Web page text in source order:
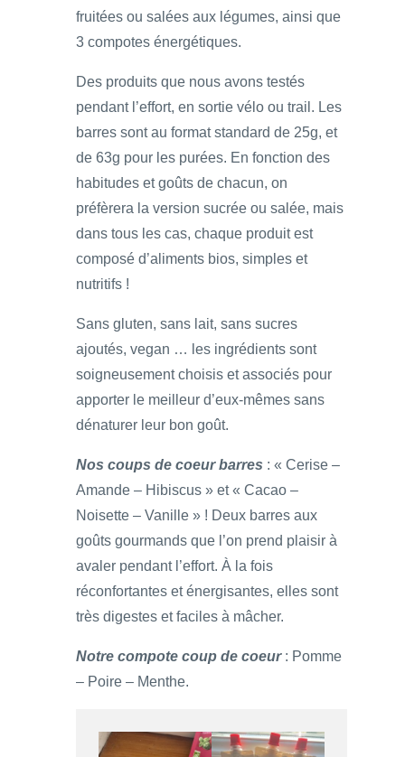
fruitées ou salées aux légumes, ainsi que
3 compotes énergétiques.
Des produits que nous avons testés
pendant l’effort, en sortie vélo ou trail. Les
barres sont au format standard de 25g, et
de 63g pour les purées. En fonction des
habitudes et goûts de chacun, on
préfèrera la version sucrée ou salée, mais
dans tous les cas, chaque produit est
composé d’aliments bios, simples et
nutritifs !
Sans gluten, sans lait, sans sucres
ajoutés, vegan … les ingrédients sont
soigneusement choisis et associés pour
apporter le meilleur d’eux-mêmes sans
dénaturer leur bon goût.
Nos coups de coeur barres : « Cerise –
Amande – Hibiscus » et « Cacao –
Noisette – Vanille » ! Deux barres aux
goûts gourmands que l’on prend plaisir à
avaler pendant l’effort. À la fois
réconfortantes et énergisantes, elles sont
très digestes et faciles à mâcher.
Notre compote coup de coeur : Pomme
– Poire – Menthe.